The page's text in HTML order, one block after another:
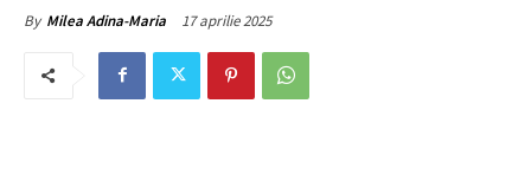
By Milea Adina-Maria 17 aprilie 2025